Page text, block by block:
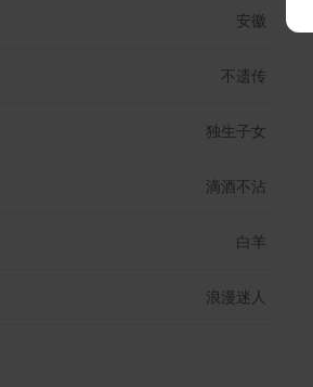
安徽
不遗传
独生子女
滴酒不沾
白羊
浪漫迷人